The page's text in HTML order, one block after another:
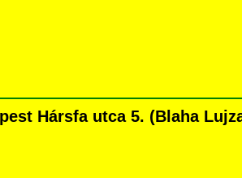
Hársfa utca 5. (Blaha